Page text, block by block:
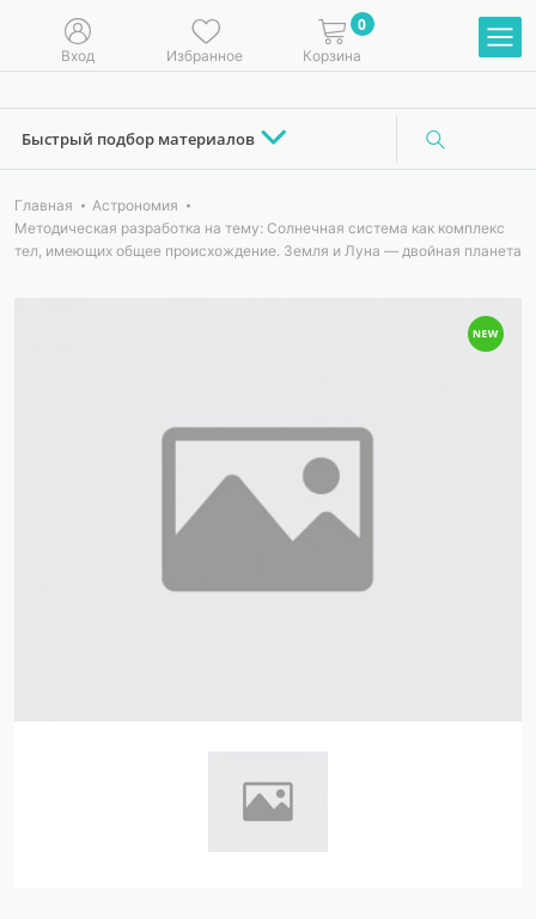
Вход Избранное
0
Корзина
Быстрый подбор материалов
Главная
Астрономия
Методическая разработка на тему: Солнечная система как комплекс
тел, имеющих общее происхождение. Земля и Луна — двойная планета